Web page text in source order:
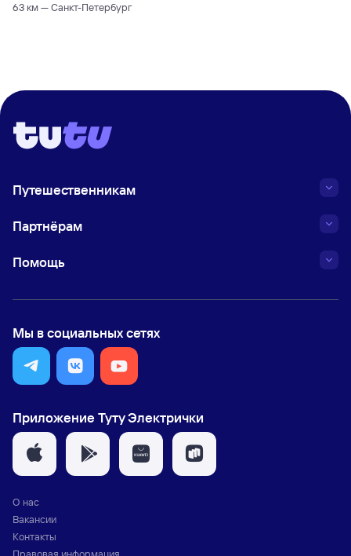
63 км — Санкт-Петербург
Путешественникам
Партнёрам
Помощь
Мы в социальных сетях
Приложение Туту Электрички
О нас
Вакансии
Контакты